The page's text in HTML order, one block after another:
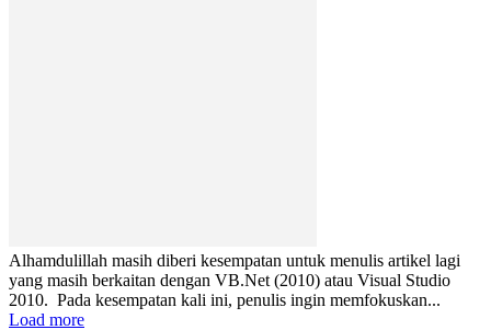
Alhamdulillah masih diberi kesempatan untuk menulis artikel lagi
yang masih berkaitan dengan VB.Net (2010) atau Visual Studio
2010. Pada kesempatan kali ini, penulis ingin memfokuskan...
Load more